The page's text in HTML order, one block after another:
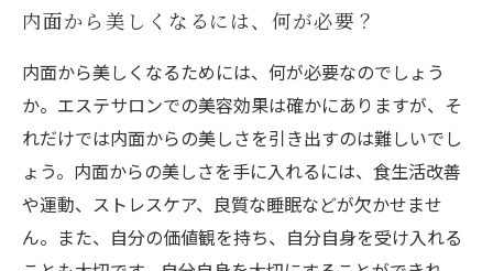
内面から美しくなるには、何が必要？
内面から美しくなるためには、何が必要なのでしょう
か。エステサロンでの美容効果は確かにありますが、そ
れだけでは内面からの美しさを引き出すのは難しいでし
ょう。内面からの美しさを手に入れるには、食生活改善
や運動、ストレスケア、良質な睡眠などが欠かせませ
ん。また、自分の価値観を持ち、自分自身を受け入れる